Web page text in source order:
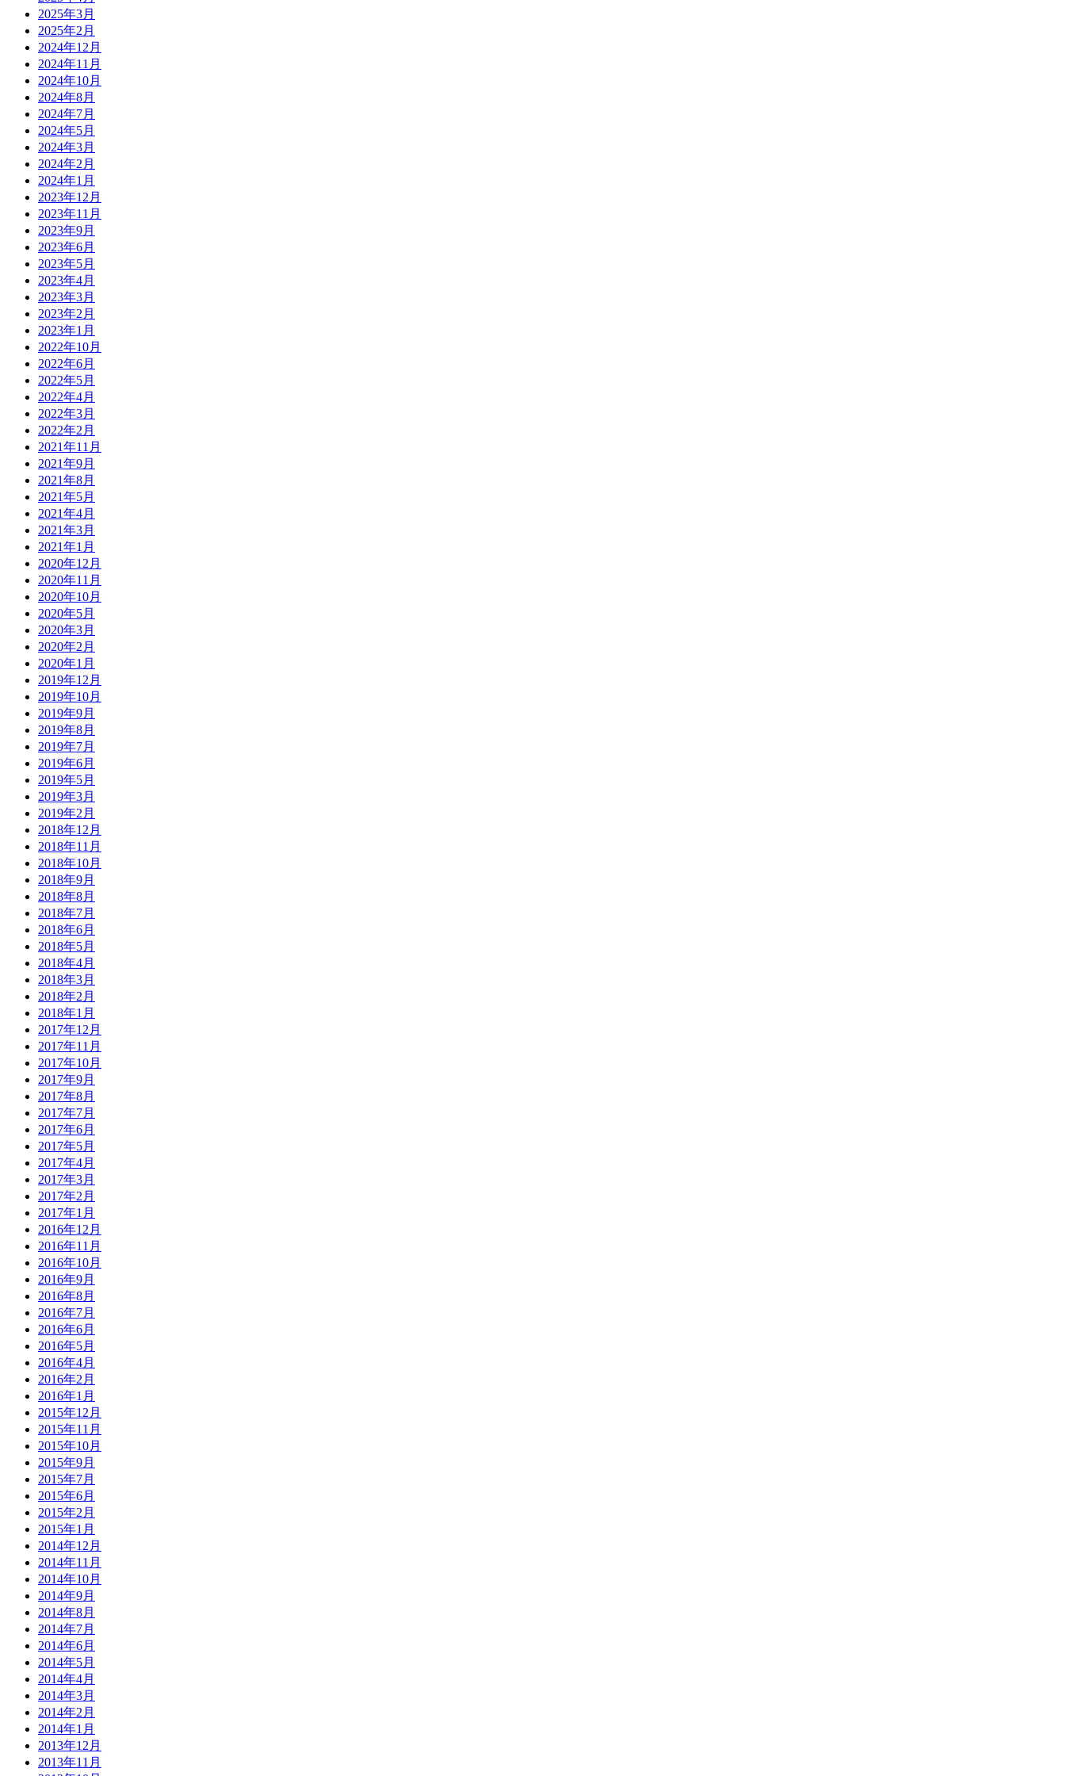
2025年3月
2025年2月
2024年12月
2024年11月
2024年10月
2024年8月
2024年7月
2024年5月
2024年3月
2024年2月
2024年1月
2023年12月
2023年11月
2023年9月
2023年6月
2023年5月
2023年4月
2023年3月
2023年2月
2023年1月
2022年10月
2022年6月
2022年5月
2022年4月
2022年3月
2022年2月
2021年11月
2021年9月
2021年8月
2021年5月
2021年4月
2021年3月
2021年1月
2020年12月
2020年11月
2020年10月
2020年5月
2020年3月
2020年2月
2020年1月
2019年12月
2019年10月
2019年9月
2019年8月
2019年7月
2019年6月
2019年5月
2019年3月
2019年2月
2018年12月
2018年11月
2018年10月
2018年9月
2018年8月
2018年7月
2018年6月
2018年5月
2018年4月
2018年3月
2018年2月
2018年1月
2017年12月
2017年11月
2017年10月
2017年9月
2017年8月
2017年7月
2017年6月
2017年5月
2017年4月
2017年3月
2017年2月
2017年1月
2016年12月
2016年11月
2016年10月
2016年9月
2016年8月
2016年7月
2016年6月
2016年5月
2016年4月
2016年2月
2016年1月
2015年12月
2015年11月
2015年10月
2015年9月
2015年7月
2015年6月
2015年2月
2015年1月
2014年12月
2014年11月
2014年10月
2014年9月
2014年8月
2014年7月
2014年6月
2014年5月
2014年4月
2014年3月
2014年2月
2014年1月
2013年12月
2013年11月